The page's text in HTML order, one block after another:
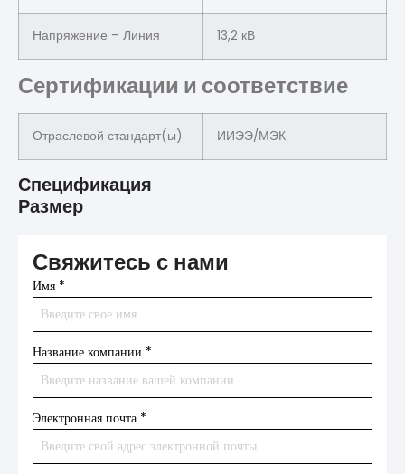
Напряжение – Линия 13,2 кВ
Сертификации и соответствие
Отраслевой стандарт(ы) ИИЭЭ/МЭК
Спецификация
Размер
Свяжитесь с нами
Имя *
Название компании *
Электронная почта *